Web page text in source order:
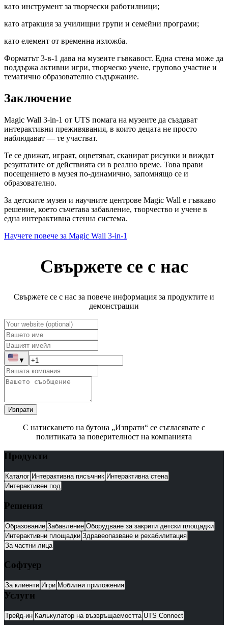
като инструмент за творчески работилници;
като атракция за училищни групи и семейни програми;
като елемент от временна изложба.
Форматът 3-в-1 дава на музеите гъвкавост. Една стена може да
поддържа активни игри, творческо учене, групово участие и
тематично образователно съдържание.
Заключение
Magic Wall 3-in-1 от UTS помага на музеите да създават
интерактивни преживявания, в които децата не просто
наблюдават — те участват.
Те се движат, играят, оцветяват, сканират рисунки и виждат
резултатите от действията си в реално време. Това прави
посещението в музея по-динамично, запомнящо се и
образователно.
За детските музеи и научните центрове Magic Wall е гъвкаво
решение, което съчетава забавление, творчество и учене в
една интерактивна стенна система.
Научете повече за Magic Wall 3-in-1
Свържете се с нас
Свържете се с нас за повече информация за продуктите и
демонстрации
▼
Изпрати
С натискането на бутона „Изпрати“ се съгласявате с
политиката за поверителност на компанията
Продукти
Каталог Интерактивна пясъчник Интерактивна стена
Интерактивен под
Решения
Образование Забавление Оборудване за закрити детски площадки
Интерактивни площадки Здравеопазване и рехабилитация
За частни лица
Софтуер
За клиенти Игри Мобилни приложения
Услуги
Трейд-ин Калькулатор на възвръщаемостта UTS Connect